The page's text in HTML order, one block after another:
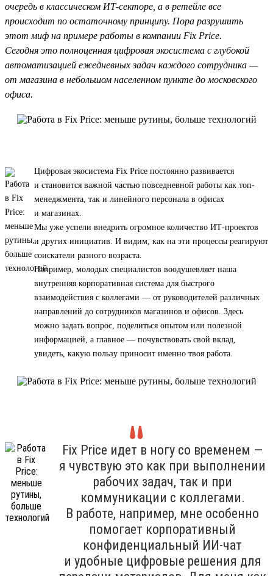
очередь в классическом ИТ-секторе, а в ретейле все
происходит по остаточному принципу. Пора разрушить
этот миф на примере работы в компании Fix Price.
Сегодня это полноценная цифровая экосистема с глубокой
автоматизацией ежедневных задач каждого сотрудника —
от магазина в небольшом населенном пункте до московского
офиса.
Цифровая экосистема Fix Price постоянно развивается
и становится важной частью повседневной работы как топ-
менеджмента, так и линейного персонала в офисах
и магазинах.
Мы уже успели внедрить огромное количество ИТ-проектов
и других инициатив. И видим, как на эти процессы реагируют
соискатели разного возраста.
Например, молодых специалистов воодушевляет наша
внутренняя корпоративная система для быстрого
взаимодействия с коллегами — от руководителей различных
направлений до сотрудников магазинов и офисов. Здесь
можно задать вопрос, поделиться опытом или полезной
информацией, а главное — почувствовать свой вклад,
увидеть, какую пользу приносит именно твоя работа.
Fix Price идет в ногу со временем —
я чувствую это как при выполнении
рабочих задач, так и при
коммуникации с коллегами.
В работе, например, мне особенно
помогает корпоративный
конфиденциальный ИИ-чат
и удобные цифровые решения для